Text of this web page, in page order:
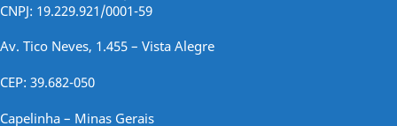
CNPJ: 19.229.921/0001-59
Av. Tico Neves, 1.455 – Vista Alegre
CEP: 39.682-050
Capelinha – Minas Gerais